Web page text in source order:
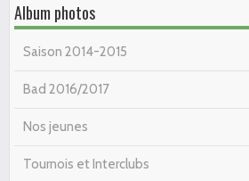
Album photos
Saison 2014-2015
Bad 2016/2017
Nos jeunes
Tournois et Interclubs